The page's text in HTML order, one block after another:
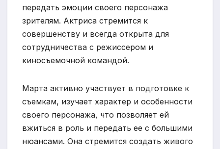
передать эмоции своего персонажа
зрителям. Актриса стремится к
совершенству и всегда открыта для
сотрудничества с режиссером и
киносъемочной командой.
Марта активно участвует в подготовке к
съемкам, изучает характер и особенности
своего персонажа, что позволяет ей
вжиться в роль и передать ее с большими
нюансами. Она стремится создать живого